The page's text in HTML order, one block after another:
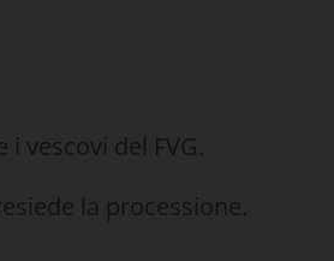
vescovi del FVG.
la processione.